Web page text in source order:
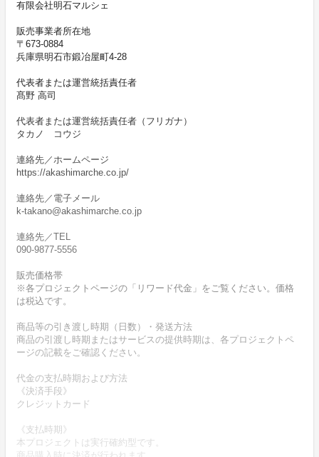
有限会社明石マルシェ
販売事業者所在地
〒673-0884
兵庫県明石市鍛冶屋町4-28
代表者または運営統括責任者
髙野 高司
代表者または運営統括責任者（フリガナ）
タカノ コウジ
連絡先／ホームページ
https://akashimarche.co.jp/
連絡先／電子メール
k-takano@akashimarche.co.jp
連絡先／TEL
090-9877-5556
販売価格帯
※各プロジェクトページの「リワード代金」をご覧ください。価格
は税込です。
商品等の引き渡し時期（日数）・発送方法
商品の引渡し時期またはサービスの提供時期は、各プロジェクトペ
ージの記載をご確認ください。
代金の支払時期および方法
《決済手段》
クレジットカード
《支払時期》
本プロジェクトは実行確約型です。